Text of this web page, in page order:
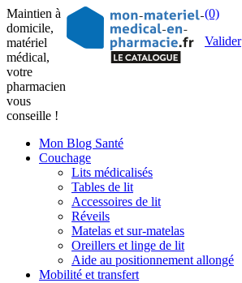
Maintien à
domicile,
matériel
médical,
votre
pharmacien
vous
conseille !
(0)
Valider
Mon Blog Santé
Couchage
Lits médicalisés
Tables de lit
Accessoires de lit
Réveils
Matelas et sur-matelas
Oreillers et linge de lit
Aide au positionnement allongé
Mobilité et transfert